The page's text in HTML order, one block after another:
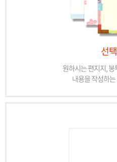
선
원하시는 편지지,
내용을 작성하